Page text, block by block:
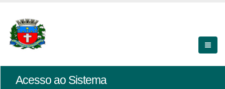
Acesso ao Sistema